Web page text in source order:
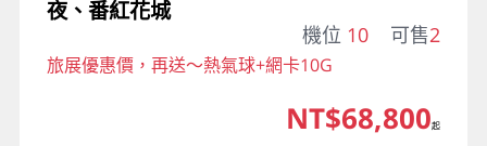
夜、番紅花城
機位 10 可售2
旅展優惠價，再送～熱氣球+網卡10G
NT$68,800起